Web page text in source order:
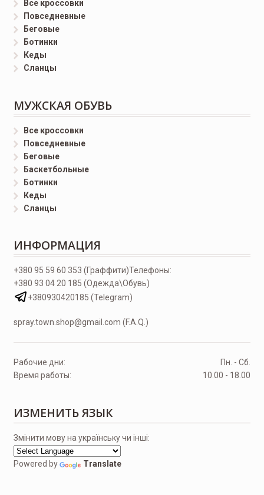
Все кроссовки
Повседневные
Беговые
Ботинки
Кеды
Сланцы
МУЖСКАЯ ОБУВЬ
Все кроссовки
Повседневные
Беговые
Баскетбольные
Ботинки
Кеды
Сланцы
ИНФОРМАЦИЯ
Телефоны:
+380 95 59 60 353 (Граффити)
+380 93 04 20 185 (Одежда\Обувь)
+380930420185 (Telegram)
spray.town.shop@gmail.com (F.A.Q.)
Рабочие дни:
Пн. - Сб.
Время работы:
10.00 - 18.00
ИЗМЕНИТЬ ЯЗЫК
Змінити мову на українську чи інші:
Powered by Translate